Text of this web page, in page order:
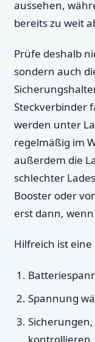
aussehen,
bereits zu weit
Prüfe deshalb
sondern auch
Steckverbinder
werden unter
regelmäßig im
außerdem die
schlechter
Booster oder
erst dann,
Hilfreich ist
Spannung